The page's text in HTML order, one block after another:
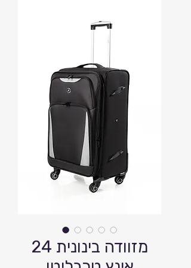
מזוודה בינונית 24